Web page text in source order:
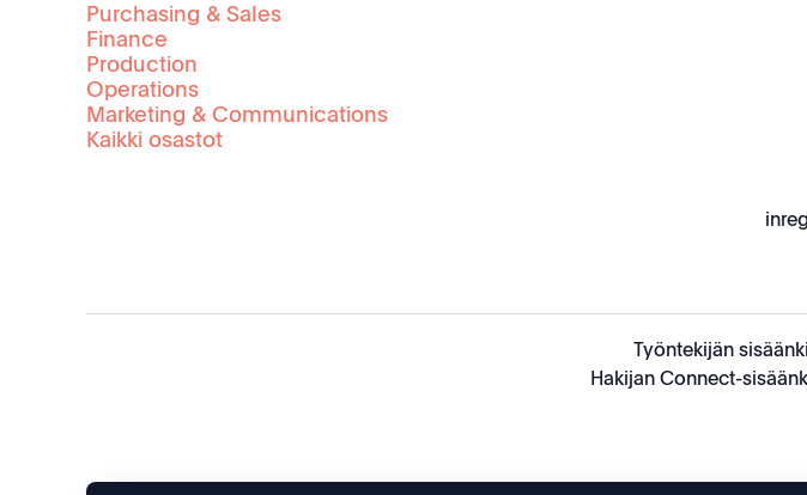
Purchasing & Sales
Finance
Production
Operations
Marketing & Communications
Kaikki osastot
Työntekijän
Hakijan Connect-